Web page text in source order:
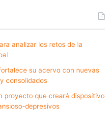
analizar los retos de la
su acervo con nuevas
consolidados
proyecto que creará dispositivo
depresivos